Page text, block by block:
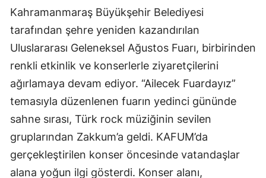
Kahramanmaraş Büyükşehir Belediyesi
tarafından şehre yeniden kazandırılan
Uluslararası Geleneksel Ağustos Fuarı, birbirinden
renkli etkinlik ve konserlerle ziyaretçilerini
ağırlamaya devam ediyor. “Ailecek Fuardayız”
temasıyla düzenlenen fuarın yedinci gününde
sahne sırası, Türk rock müziğinin sevilen
gruplarından Zakkum’a geldi. KAFUM’da
gerçekleştirilen konser öncesinde vatandaşlar
alana yoğun ilgi gösterdi. Konser alanı,